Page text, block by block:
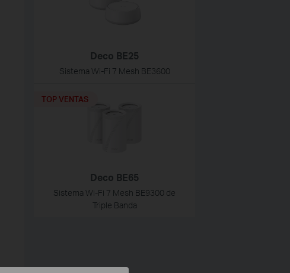
Deco BE25
Sistema Wi-Fi 7 Mesh BE3600
Deco BE65
Sistema Wi-Fi 7 Mesh BE9300 de
Triple Banda
TOP VENTAS